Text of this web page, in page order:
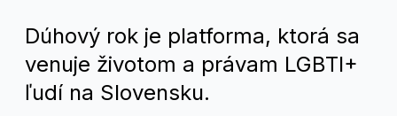
Dúhový rok je platforma, ktorá sa
venuje životom a právam LGBTI+
ľudí na Slovensku.